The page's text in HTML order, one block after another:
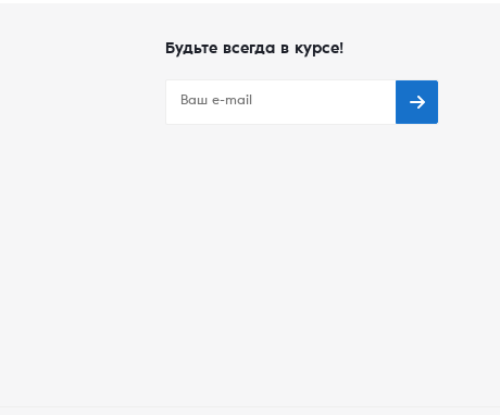
Будьте всегда в курсе!